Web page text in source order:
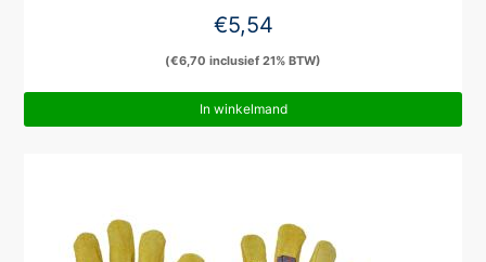
€5,54
(€6,70 inclusief 21% BTW)
In winkelmand